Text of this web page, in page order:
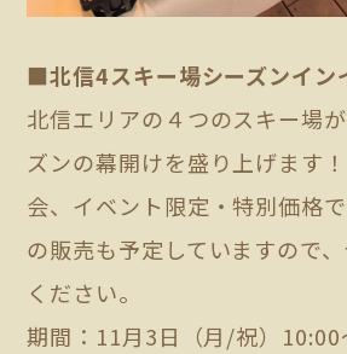
■北信4スキー場シーズンイン
北信エリアの４つのスキー場
ズンの幕開けを盛り上げます
会、イベント限定・特別価格
の販売も予定していますので
ください。
期間：11月3日（月/祝）10:00